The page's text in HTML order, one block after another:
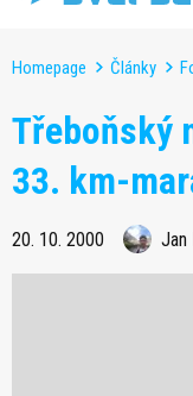
Homepage Články
Třeboňský
33. km-
20. 10. 2000 Jan